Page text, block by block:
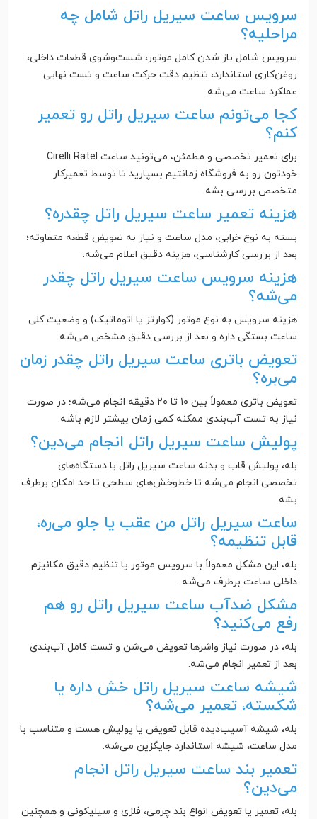
سرویس ساعت سیریل راتل شامل چه
مراحلیه؟
سرویس شامل باز شدن کامل موتور، شست‌وشوی قطعات داخلی،
روغن‌کاری استاندارد، تنظیم دقت حرکت ساعت و تست نهایی
عملکرد ساعت می‌شه.
کجا می‌تونم ساعت سیریل راتل رو تعمیر
کنم؟
برای تعمیر تخصصی و مطمئن، می‌تونید ساعت Cirelli Ratel
خودتون رو به فروشگاه زمانتیم بسپارید تا توسط تعمیرکار
متخصص بررسی بشه.
هزینه تعمیر ساعت سیریل راتل چقدره؟
بسته به نوع خرابی، مدل ساعت و نیاز به تعویض قطعه متفاوته؛
بعد از بررسی کارشناسی، هزینه دقیق اعلام می‌شه.
هزینه سرویس ساعت سیریل راتل چقدر
می‌شه؟
هزینه سرویس به نوع موتور (کوارتز یا اتوماتیک) و وضعیت کلی
ساعت بستگی داره و بعد از بررسی دقیق مشخص می‌شه.
تعویض باتری ساعت سیریل راتل چقدر زمان
می‌بره؟
تعویض باتری معمولاً بین ۱۰ تا ۲۰ دقیقه انجام می‌شه؛ در صورت
نیاز به تست آب‌بندی ممکنه کمی زمان بیشتر لازم باشه.
پولیش ساعت سیریل راتل انجام می‌دین؟
بله، پولیش قاب و بدنه ساعت سیریل راتل با دستگاه‌های
تخصصی انجام می‌شه تا خط‌وخش‌های سطحی تا حد امکان برطرف
بشه.
ساعت سیریل راتل من عقب یا جلو می‌ره،
قابل تنظیمه؟
بله، این مشکل معمولاً با سرویس موتور یا تنظیم دقیق مکانیزم
داخلی ساعت برطرف می‌شه.
مشکل ضدآب ساعت سیریل راتل رو هم
رفع می‌کنید؟
بله، در صورت نیاز واشرها تعویض می‌شن و تست کامل آب‌بندی
بعد از تعمیر انجام می‌شه.
شیشه ساعت سیریل راتل خش داره یا
شکسته، تعمیر می‌شه؟
بله، شیشه آسیب‌دیده قابل تعویض یا پولیش هست و متناسب با
مدل ساعت، شیشه استاندارد جایگزین می‌شه.
تعمیر بند ساعت سیریل راتل انجام
می‌دین؟
بله، تعمیر یا تعویض انواع بند چرمی، فلزی و سیلیکونی و همچنین